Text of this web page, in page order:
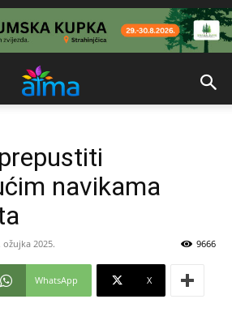
navikama
ožujka 2025. 9666
WhatsApp X